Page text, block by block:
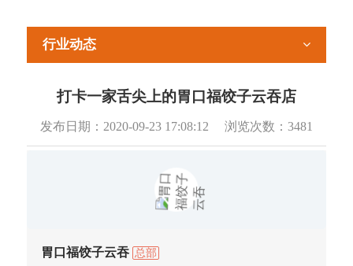
行业动态
打卡一家舌尖上的胃口福饺子云吞店
发布日期： 2020-09-23 17:08:12 浏览次数： 3481
胃口福饺子云吞 总部